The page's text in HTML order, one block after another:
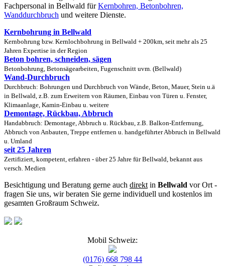
Fachpersonal in Bellwald fürKernbohren, Betonbohren,
Wanddurchbruch und weitere Dienste.
Kernbohrung in Bellwald
Kernbohrung bzw. Kernlochbohrung in Bellwald + 200km, seit mehr als 25
Jahren Expertise in der Region
Beton bohren, schneiden, sägen
Betonbohrung, Betonsägearbeiten, Fugenschnitt uvm. (Bellwald)
Wand-Durchbruch
Durchbruch: Bohrungen und Durchbruch von Wände, Beton, Mauer, Stein u.ä
in Bellwald, z.B. zum Erweitern von Räumen, Einbau von Türen u. Fenster,
Klimaanlage, Kamin-Einbau u. weitere
Demontage, Rückbau, Abbruch
Handabbruch: Demontage, Abbruch u. Rückbau, z.B. Balkon-Entfernung,
Abbruch von Anbauten, Treppe entfernen u. handgeführter Abbruch in Bellwald
u. Umland
seit 25 Jahren
Zertifiziert, kompetent, erfahren - über 25 Jahre für Bellwald, bekannt aus
versch. Medien
Besichtigung und Beratung gerne auch direkt in Bellwald vor Ort -
fragen Sie uns, wir beraten Sie gerne individuell und kostenlos im
gesamten Großraum Schweiz.
Mobil Schweiz:
(0176) 668 798 44